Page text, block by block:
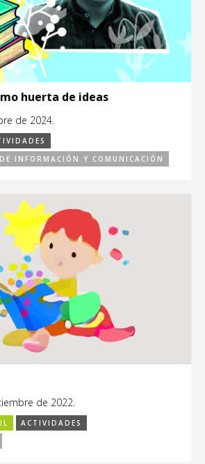
huerta de ideas
de 2024.
INFORMACIÓN Y COMUNICACIÓN
de 2022.
ACTIVIDADES